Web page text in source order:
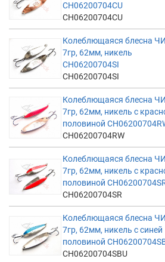
CH06200704CU
CH06200704CU
Колеблющаяся блесна
7гр, 62мм, никель
CH06200704SI
CH06200704SI
Колеблющаяся блесна
7гр, 62мм, никель с
половиной
CH06200704RW
Колеблющаяся блесна
7гр, 62мм, никель с
половиной
CH06200704SR
Колеблющаяся блесна
7гр, 62мм, никель с синей
половиной
CH06200704SBU